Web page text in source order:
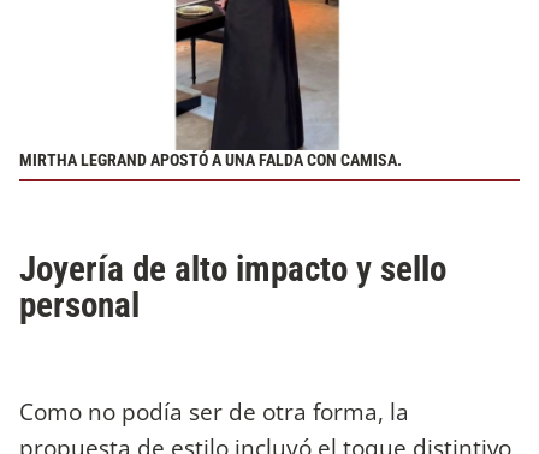
MIRTHA LEGRAND APOSTÓ A UNA FALDA CON CAMISA.
Joyería de alto impacto y sello
personal
Como no podía ser de otra forma, la